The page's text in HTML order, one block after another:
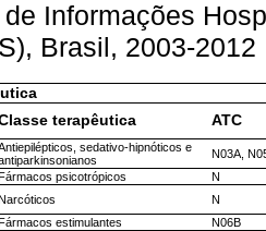
Informações
Brasil, 2003-2012
terapêutica ATC
sedativo-hipnóticos e
N03A,
Fármacos psicotrópicos
N
Narcóticos
N
Fármacos estimulantes
N06B